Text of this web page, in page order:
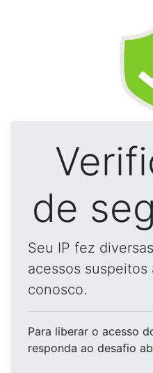
de
Seu IP fez
acessos
conosco.
Para liberar o acesso
responda ao desafio